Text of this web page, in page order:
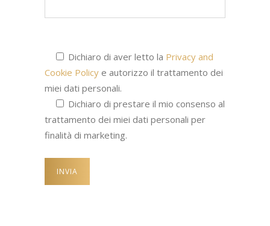
Dichiaro di aver letto la Privacy and
Cookie Policy e autorizzo il trattamento dei
miei dati personali.
Dichiaro di prestare il mio consenso al
trattamento dei miei dati personali per
finalità di marketing.